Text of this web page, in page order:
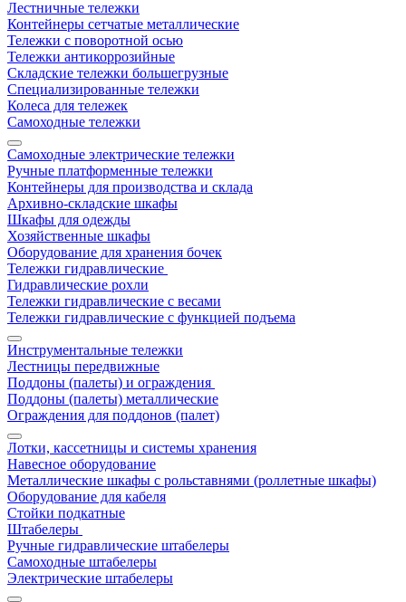
Лестничные тележки
Контейнеры сетчатые металлические
Тележки с поворотной осью
Тележки антикоррозийные
Складские тележки большегрузные
Специализированные тележки
Колеса для тележек
Самоходные тележки
Самоходные электрические тележки
Ручные платформенные тележки
Контейнеры для производства и склада
Архивно-складские шкафы
Шкафы для одежды
Хозяйственные шкафы
Оборудование для хранения бочек
Тележки гидравлические
Гидравлические рохли
Тележки гидравлические с весами
Тележки гидравлические с функцией подъема
Инструментальные тележки
Лестницы передвижные
Поддоны (палеты) и ограждения
Поддоны (палеты) металлические
Ограждения для поддонов (палет)
Лотки, кассетницы и системы хранения
Навесное оборудование
Металлические шкафы с рольставнями (роллетные шкафы)
Оборудование для кабеля
Стойки подкатные
Штабелеры
Ручные гидравлические штабелеры
Самоходные штабелеры
Электрические штабелеры